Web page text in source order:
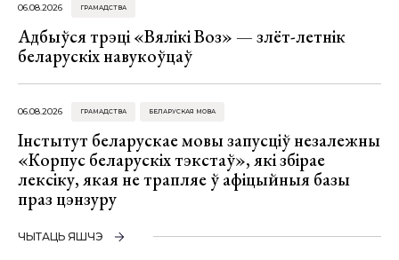
06.08.2026 ГРАМАДСТВА
Адбыўся трэці «Вялікі Воз» — злёт-летнік
беларускіх навукоўцаў
06.08.2026 ГРАМАДСТВА БЕЛАРУСКАЯ МОВА
Інстытут беларускае мовы запусціў незалежны
«Корпус беларускіх тэкстаў», які збірае
лексіку, якая не трапляе ў афіцыйныя базы
праз цэнзуру
ЧЫТАЦЬ ЯШЧЭ